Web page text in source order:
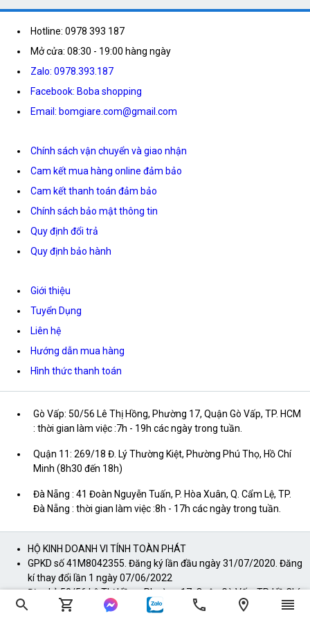
Hotline: 0978 393 187
Mở cửa: 08:30 - 19:00 hàng ngày
Zalo: 0978.393.187
Facebook: Boba shopping
Email: bomgiare.com@gmail.com
Chính sách vận chuyển và giao nhận
Cam kết mua hàng online đảm bảo
Cam kết thanh toán đảm bảo
Chính sách bảo mật thông tin
Quy định đổi trả
Quy định bảo hành
Giới thiệu
Tuyển Dụng
Liên hệ
Hướng dẫn mua hàng
Hình thức thanh toán
Gò Vấp: 50/56 Lê Thị Hồng, Phường 17, Quận Gò Vấp, TP. HCM
: thời gian làm việc :7h - 19h các ngày trong tuần.
Quận 11: 269/18 Đ. Lý Thường Kiệt, Phường Phú Thọ, Hồ Chí
Minh (8h30 đến 18h)
Đà Nẵng : 41 Đoàn Nguyễn Tuấn, P. Hòa Xuân, Q. Cẩm Lệ, TP.
Đà Nẵng : thời gian làm việc :8h - 17h các ngày trong tuần.
HỘ KINH DOANH VI TÍNH TOÀN PHÁT
GPKD số 41M8042355. Đăng ký lần đầu ngày 31/07/2020. Đăng
kí thay đổi lần 1 ngày 07/06/2022
Địa chỉ: 50/56 Lê Thị Hồng, Phường 17, Quận Gò Vấp, TP. Hồ Chí